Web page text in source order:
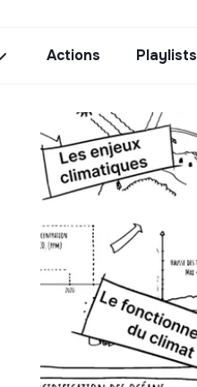
Actions Playlists